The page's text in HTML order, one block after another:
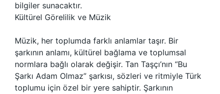
bilgiler sunacaktır.
Kültürel Görelilik ve Müzik
Müzik, her toplumda farklı anlamlar taşır. Bir
şarkının anlamı, kültürel bağlama ve toplumsal
normlara bağlı olarak değişir. Tan Taşçı’nın “Bu
Şarkı Adam Olmaz” şarkısı, sözleri ve ritmiyle Türk
toplumu için özel bir yere sahiptir. Şarkının